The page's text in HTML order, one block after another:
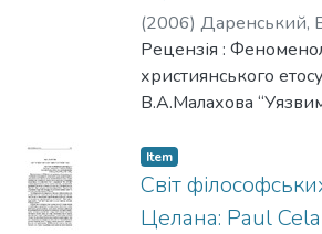
(2006) Даренський,
Рецензія :
християнського
В.А.Малахова
Item
Світ
Целана: Paul